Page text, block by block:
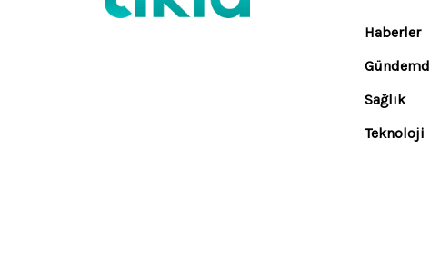
Haberler
Sağlık
Teknoloji